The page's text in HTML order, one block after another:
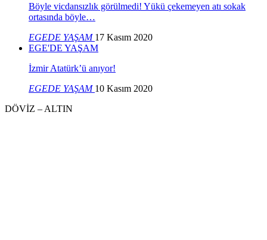
Böyle vicdansızlık görülmedi! Yükü çekemeyen atı sokak
ortasında böyle…
EGEDE YAŞAM 17 Kasım 2020
EGE'DE YAŞAM
İzmir Atatürk’ü anıyor!
EGEDE YAŞAM 10 Kasım 2020
DÖVİZ – ALTIN